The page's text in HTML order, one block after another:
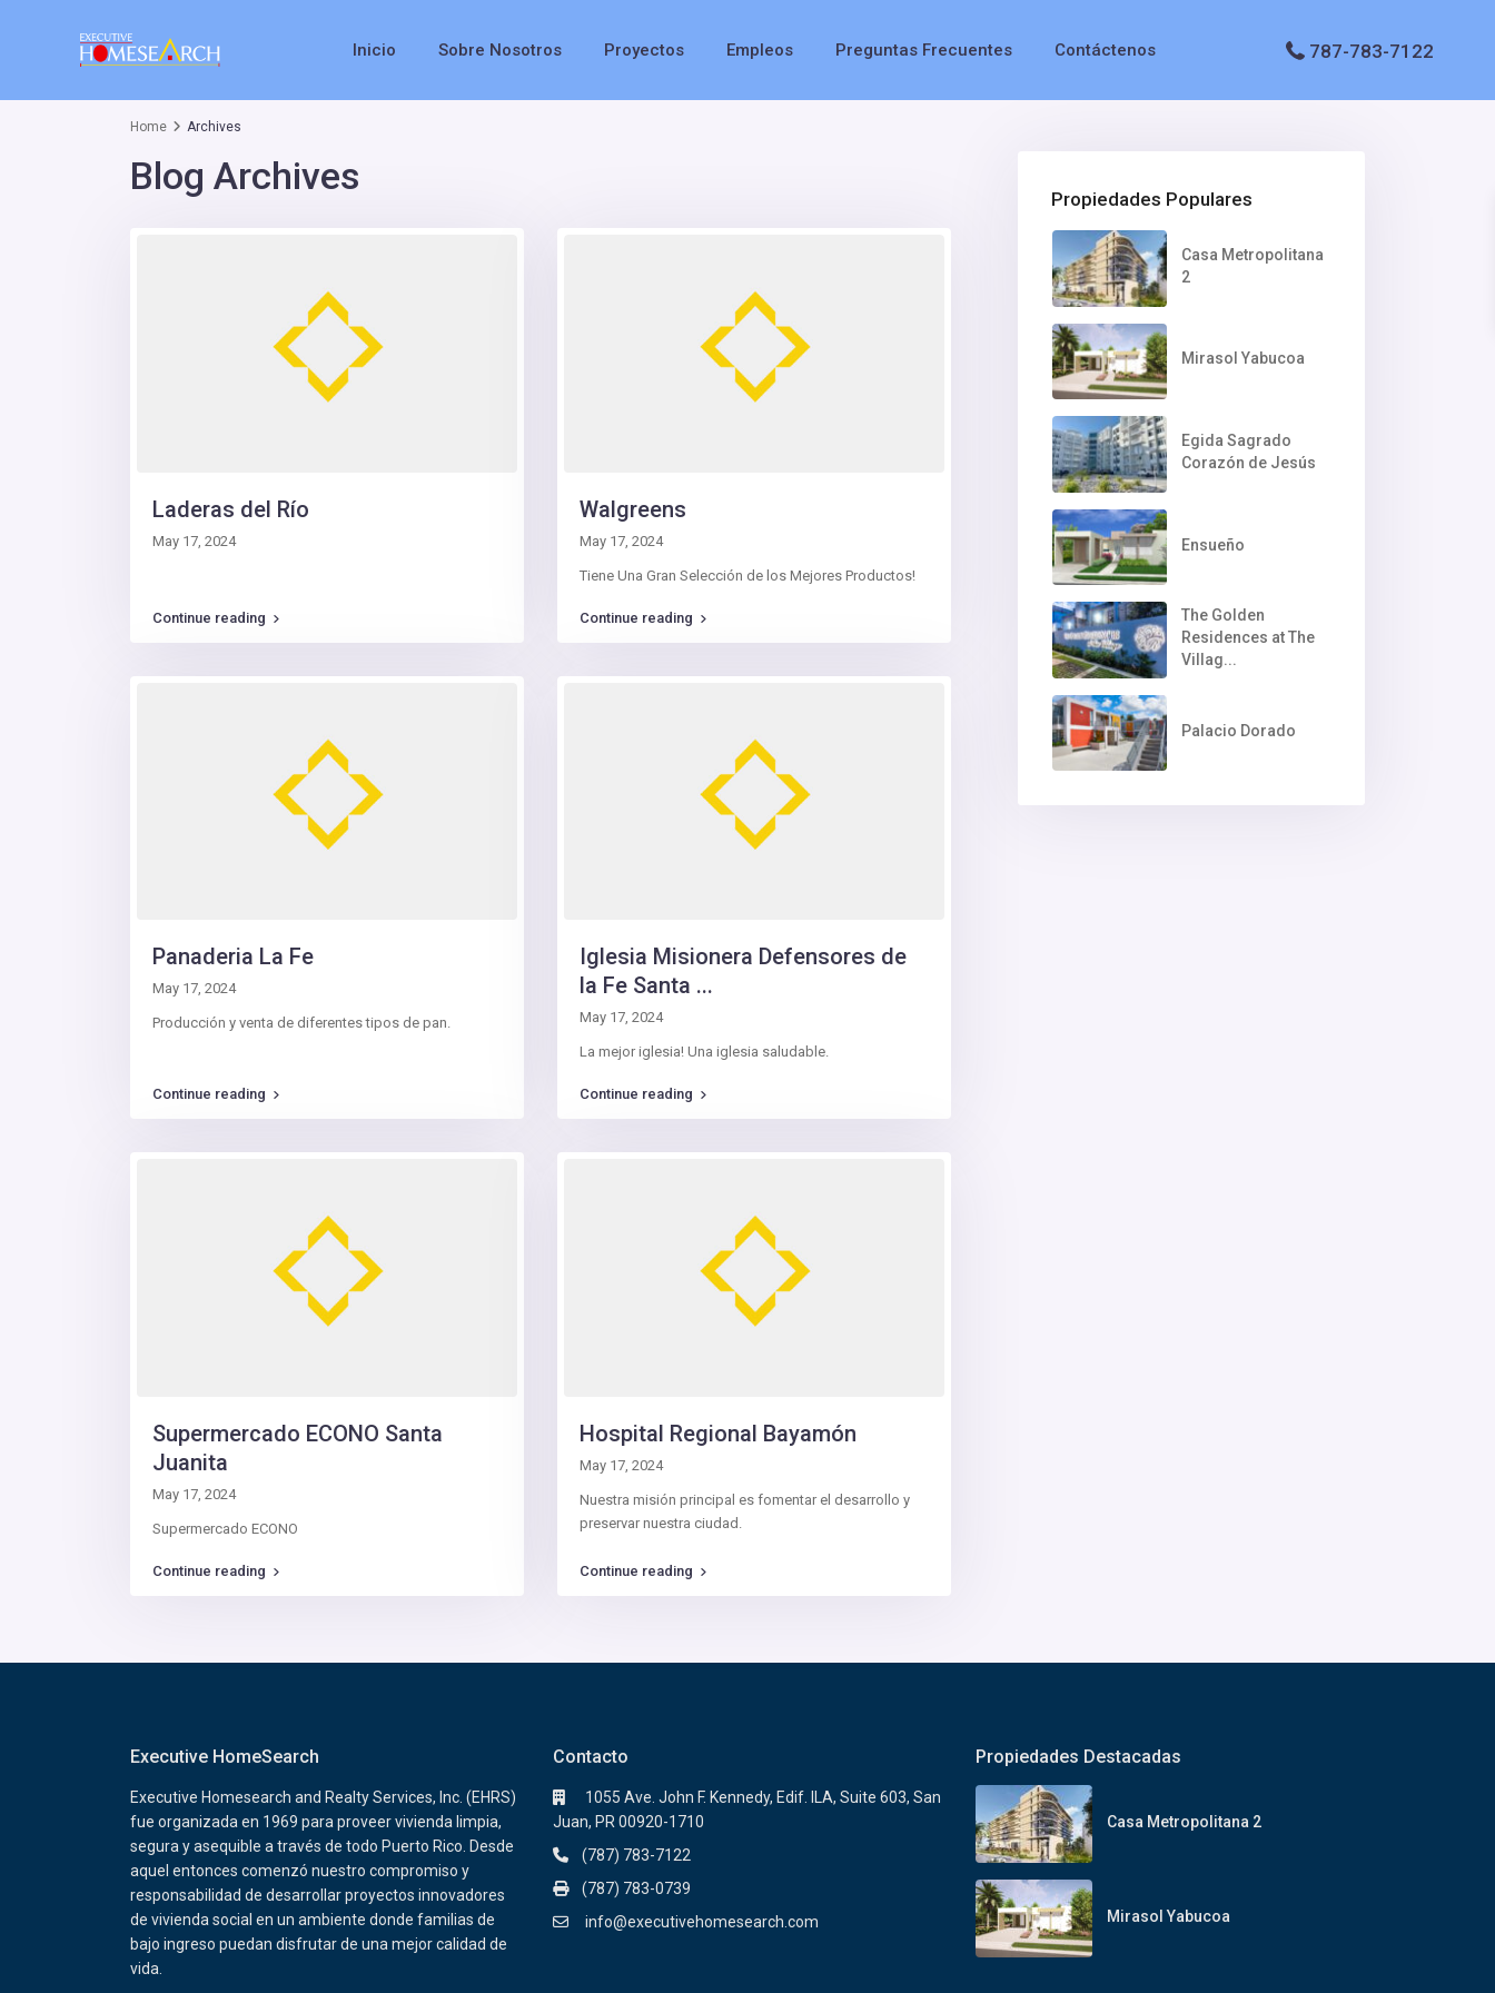
Inicio Sobre Nosotros Proyectos Empleos Preguntas Frecuentes Contáctenos 787-783-7122
Home Archives
Blog Archives
Laderas del Río
May 17, 2024
Continue reading
Walgreens
May 17, 2024
Tiene Una Gran Selección de los Mejores Productos!
Continue reading
Panaderia La Fe
May 17, 2024
Producción y venta de diferentes tipos de pan.
Continue reading
Iglesia Misionera Defensores de
la Fe Santa ...
May 17, 2024
La mejor iglesia! Una iglesia saludable.
Continue reading
Supermercado ECONO Santa
Juanita
May 17, 2024
Supermercado ECONO
Continue reading
Hospital Regional Bayamón
May 17, 2024
Nuestra misión principal es fomentar el desarrollo y
preservar nuestra ciudad.
Continue reading
Propiedades Populares
Casa Metropolitana
2
Mirasol Yabucoa
Egida Sagrado
Corazón de Jesús
Ensueño
The Golden
Residences at The
Villag...
Palacio Dorado
Executive HomeSearch
Executive Homesearch and Realty Services, Inc. (EHRS)
fue organizada en 1969 para proveer vivienda limpia,
segura y asequible a través de todo Puerto Rico. Desde
aquel entonces comenzó nuestro compromiso y
responsabilidad de desarrollar proyectos innovadores
de vivienda social en un ambiente donde familias de
bajo ingreso puedan disfrutar de una mejor calidad de
vida.
Contacto
1055 Ave. John F. Kennedy, Edif. ILA, Suite 603, San
Juan, PR 00920-1710
(787) 783-7122
(787) 783-0739
info@executivehomesearch.com
Propiedades Destacadas
Casa Metropolitana 2
Mirasol Yabucoa